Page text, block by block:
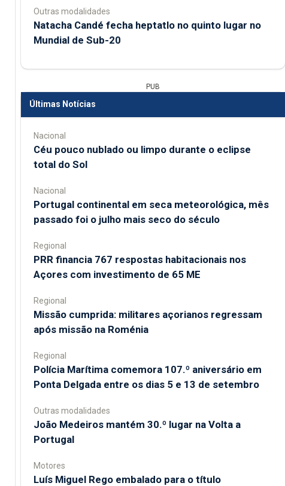
Outras modalidades
Natacha Candé fecha heptatlo no quinto lugar no
Mundial de Sub-20
PUB
Últimas Notícias
Nacional
Céu pouco nublado ou limpo durante o eclipse
total do Sol
Nacional
Portugal continental em seca meteorológica, mês
passado foi o julho mais seco do século
Regional
PRR financia 767 respostas habitacionais nos
Açores com investimento de 65 ME
Regional
Missão cumprida: militares açorianos regressam
após missão na Roménia
Regional
Polícia Marítima comemora 107.º aniversário em
Ponta Delgada entre os dias 5 e 13 de setembro
Outras modalidades
João Medeiros mantém 30.º lugar na Volta a
Portugal
Motores
Luís Miguel Rego embalado para o título